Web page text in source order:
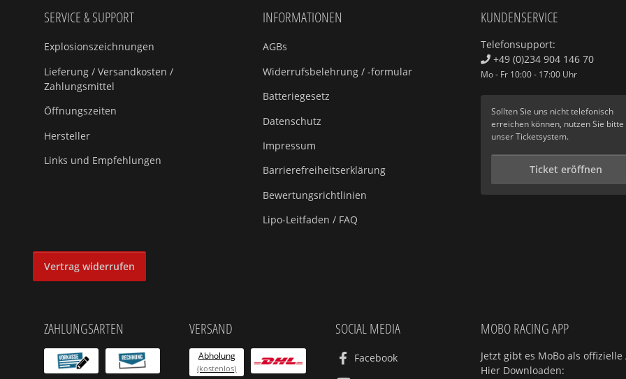
SERVICE & SUPPORT
Explosionszeichnungen
Lieferung / Versandkosten /
Zahlungsmittel
Öffnungszeiten
Hersteller
Links und Empfehlungen
INFORMATIONEN
AGBs
Widerrufsbelehrung / -formular
Batteriegesetz
Datenschutz
Impressum
Barrierefreiheitserklärung
Bewertungsrichtlinien
Lipo-Leitfaden / FAQ
KUNDENSERVICE
Telefonsupport:
+49 (0)234 904 146 70
Mo - Fr 10:00 - 17:00 Uhr
Sollten Sie uns nicht telefonisch
erreichen können, nutzen Sie bitte
unserTicketsystem.
Ticket eröffnen
Vertrag widerrufen
ZAHLUNGSARTEN VERSAND
Abholung
(kostenlos)
SOCIAL MEDIA
Facebook
MOBO RACING APP
Jetzt gibt es MoBo als
Hier Downloaden: